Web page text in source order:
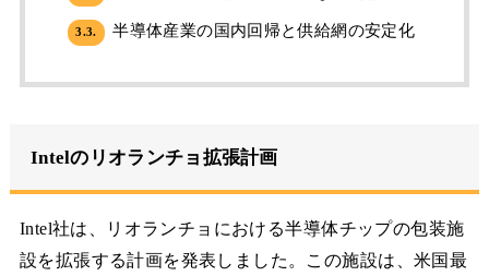
3.3. 半導体産業の国内回帰と供給網の安定化
Intelのリオランチョ拡張計画
Intel社は、リオランチョにおける半導体チップの包装施
設を拡張する計画を発表しました。この施設は、米国最